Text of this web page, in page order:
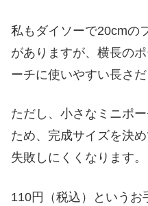
私もダイソーで20cmの
がありますが、横長の
ーチに使いやすい長さだ
ただし、小さなミニポ
ため、完成サイズを決
失敗しにくくなります。
110円（税込）というお